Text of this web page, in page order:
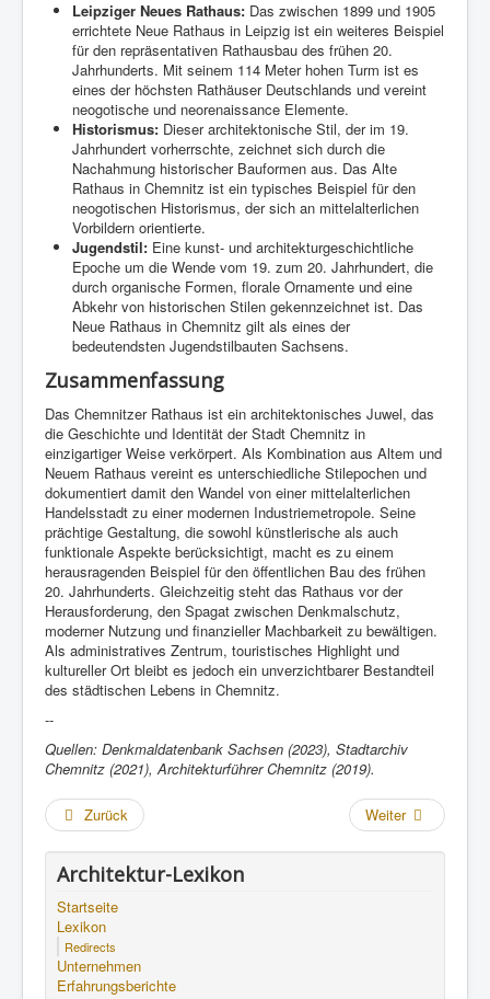
Leipziger Neues Rathaus: Das zwischen 1899 und 1905
errichtete Neue Rathaus in Leipzig ist ein weiteres Beispiel
für den repräsentativen Rathausbau des frühen 20.
Jahrhunderts. Mit seinem 114 Meter hohen Turm ist es
eines der höchsten Rathäuser Deutschlands und vereint
neogotische und neorenaissance Elemente.
Historismus: Dieser architektonische Stil, der im 19.
Jahrhundert vorherrschte, zeichnet sich durch die
Nachahmung historischer Bauformen aus. Das Alte
Rathaus in Chemnitz ist ein typisches Beispiel für den
neogotischen Historismus, der sich an mittelalterlichen
Vorbildern orientierte.
Jugendstil: Eine kunst- und architekturgeschichtliche
Epoche um die Wende vom 19. zum 20. Jahrhundert, die
durch organische Formen, florale Ornamente und eine
Abkehr von historischen Stilen gekennzeichnet ist. Das
Neue Rathaus in Chemnitz gilt als eines der
bedeutendsten Jugendstilbauten Sachsens.
Zusammenfassung
Das Chemnitzer Rathaus ist ein architektonisches Juwel, das
die Geschichte und Identität der Stadt Chemnitz in
einzigartiger Weise verkörpert. Als Kombination aus Altem und
Neuem Rathaus vereint es unterschiedliche Stilepochen und
dokumentiert damit den Wandel von einer mittelalterlichen
Handelsstadt zu einer modernen Industriemetropole. Seine
prächtige Gestaltung, die sowohl künstlerische als auch
funktionale Aspekte berücksichtigt, macht es zu einem
herausragenden Beispiel für den öffentlichen Bau des frühen
20. Jahrhunderts. Gleichzeitig steht das Rathaus vor der
Herausforderung, den Spagat zwischen Denkmalschutz,
moderner Nutzung und finanzieller Machbarkeit zu bewältigen.
Als administratives Zentrum, touristisches Highlight und
kultureller Ort bleibt es jedoch ein unverzichtbarer Bestandteil
des städtischen Lebens in Chemnitz.
--
Quellen: Denkmaldatenbank Sachsen (2023), Stadtarchiv
Chemnitz (2021), Architekturführer Chemnitz (2019).
Zurück Weiter
Architektur-Lexikon
Startseite
Lexikon
Redirects
Unternehmen
Erfahrungsberichte